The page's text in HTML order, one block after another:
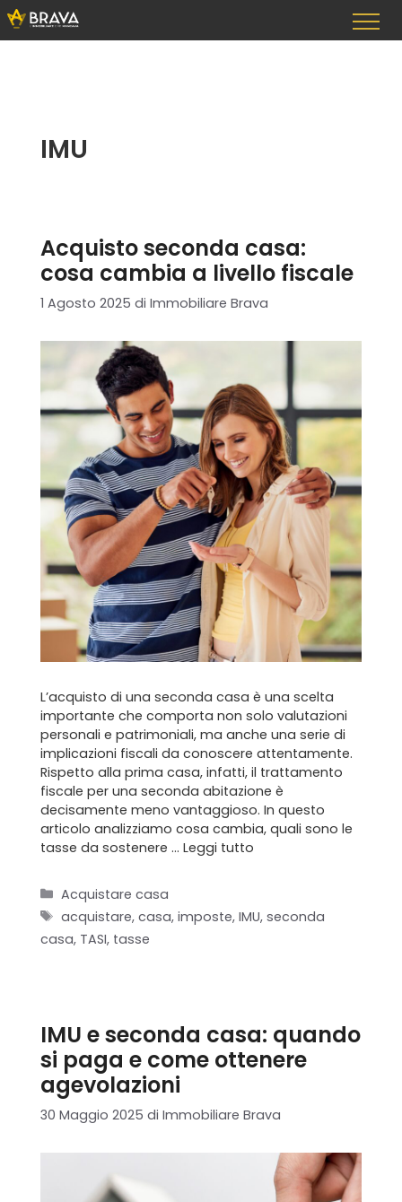
Vai
al
contenuto
IMU
Acquisto seconda casa:
cosa cambia a livello fiscale
1 Agosto 2025 di Immobiliare Brava
L’acquisto di una seconda casa è una scelta
importante che comporta non solo valutazioni
personali e patrimoniali, ma anche una serie di
implicazioni fiscali da conoscere attentamente.
Rispetto alla prima casa, infatti, il trattamento
fiscale per una seconda abitazione è
decisamente meno vantaggioso. In questo
articolo analizziamo cosa cambia, quali sono le
tasse da sostenere … Leggi tutto
Categorie
Acquistare casa
Tag
acquistare,casa,imposte,IMU,seconda
casa, TASI, tasse
IMU e seconda casa: quando
si paga e come ottenere
agevolazioni
30 Maggio 2025 di Immobiliare Brava